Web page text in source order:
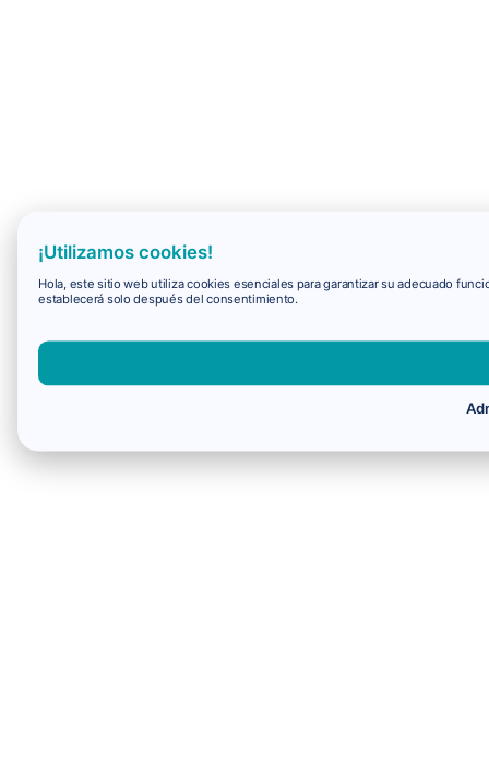
¡Utilizamos cookies!
Hola, este sitio web utiliza cookies esenciales para garantizar su adecuado
establecerá solo después del consentimiento.